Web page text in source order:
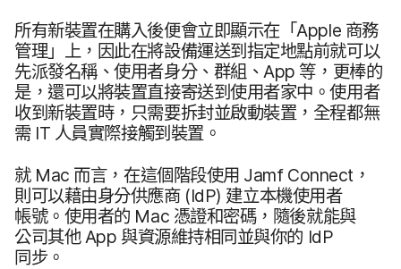
所有​新​裝置​在​購入​後​便會​立即​顯示​在​「Apple 商務​
管理」​上，​因此​在​將​設備​運送到​指定​地點​前​就​可以​
先派​發​名​稱、​使用​者​身分、​群組、 App 等，​更棒​的​
是，​還​可以​將​裝置​直接​寄​送到​使用​者​家​中。​使用​者​
收到​新​裝置​時，​只需要​拆封​並​啟動​裝置，​全程​都​無​
需IT 人員​實際​接觸​到​裝置。
就Mac 而言，​在​這​個​階段​使用 Jamf Connect ，​
則​可以​藉​由​身分​供​應商 (IdP) 建立​本機​使用​者​
帳號。​使用​者​的 Mac 憑證​和​密碼，​隨後​就​能​與​
公司​其他App 與​資源​維持​相同​並​與​你​的 IdP
同步。